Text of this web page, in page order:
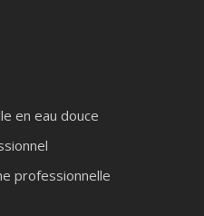
en eau douce
professionnelle